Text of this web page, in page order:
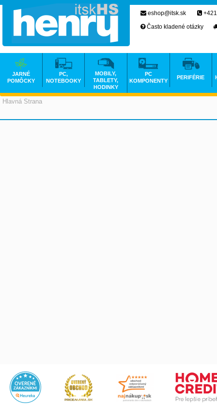
Hlavná Strana
eshop@itsk.sk
Často kladené otázky
JARNÉ
POMÔCKY
PC,
NOTEBOOKY
MOBILY,
TABLETY,
HODINKY
PC
KOMPONENTY
PERIFÉRIE